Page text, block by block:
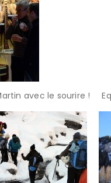
avec le sourire !